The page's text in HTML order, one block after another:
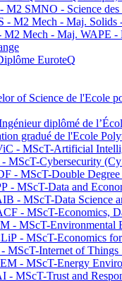
SMNO - Science des
- M2 Mech - Maj. Solids
Mech - Maj. WAPE -
EuroteQ
of Science de l'Ecole
diplômé de
gradué de l'Ecole
- MScT-Artificial
MScT-Cybersecurity
- MScT-Double
- MScT-Data and
- MScT-Data Science
- MScT-Economics,
- MScT-Environmental
- MScT-Economics
MScT-Internet of Things
- MScT-Energy
- MScT-Trust and